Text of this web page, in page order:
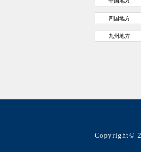
四国地方
九州地方
Copyright©